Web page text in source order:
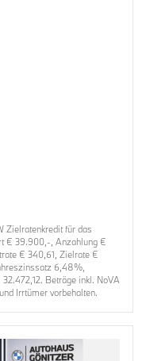
Zielratenkredit für das
€ 39.900,-, Anzahlung €
€ 340,61, Zielrate €
6,48%,
Beträge inkl. NoVA
Irrtümer vorbehalten.